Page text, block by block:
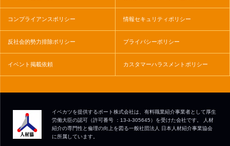
コンプライアンスポリシー 情報セキュリティポリシー
反社会的勢力排除ポリシー プライバシーポリシー
イベント掲載依頼 カスタマーハラスメントポリシー